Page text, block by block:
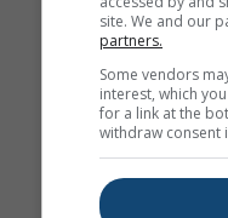
site. We and our
partners.
Some vendors
interest, which
for a link at the
withdraw consent